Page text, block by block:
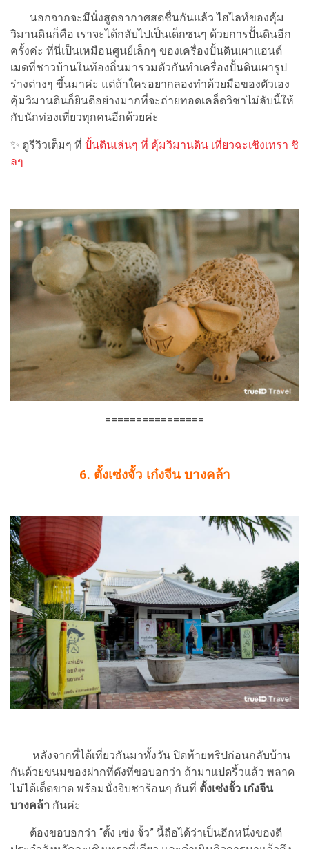
นอกจากจะมีนั่งสูดอากาศสดชื่นกันแล้ว ไฮไลท์ของคุ้ม
วิมานดินก็คือ เราจะได้กลับไปเป็นเด็กซนๆ ด้วยการปั้นดินอีก
ครั้งค่ะ ที่นี่เป็นเหมือนศูนย์เล็กๆ ของเครื่องปั้นดินเผาแฮนด์
เมดที่ชาวบ้านในท้องถิ่นมารวมตัวกันทำเครื่องปั้นดินเผารูป
ร่างต่างๆ ขึ้นมาค่ะ แต่ถ้าใครอยากลองทำด้วยมือของตัวเอง
คุ้มวิมานดินก็ยินดีอย่างมากที่จะถ่ายทอดเคล็ดวิชาไม่ลับนี้ให้
กับนักท่องเที่ยวทุกคนอีกด้วยค่ะ
✨ ดูรีวิวเต็มๆ ที่ ปั้นดินเล่นๆ ที่ คุ้มวิมานดิน เที่ยวฉะเชิงเทรา ชิ
ลๆ
================
6. ตั้งเซ่งจั้ว เก๋งจีน บางคล้า
หลังจากที่ได้เที่ยวกันมาทั้งวัน ปิดท้ายทริปก่อนกลับบ้าน
กันด้วยขนมของฝากที่ดังที่ขอบอกว่า ถ้ามาแปดริ้วแล้ว พลาด
ไม่ได้เด็ดขาด พร้อมนั่งจิบชาร้อนๆ กันที่ ตั้งเซ่งจั้ว เก๋งจีน
บางคล้า กันค่ะ
ต้องขอบอกว่า “ตั้ง เซ่ง จั้ว” นี้ถือได้ว่าเป็นอีกหนึ่งของดี